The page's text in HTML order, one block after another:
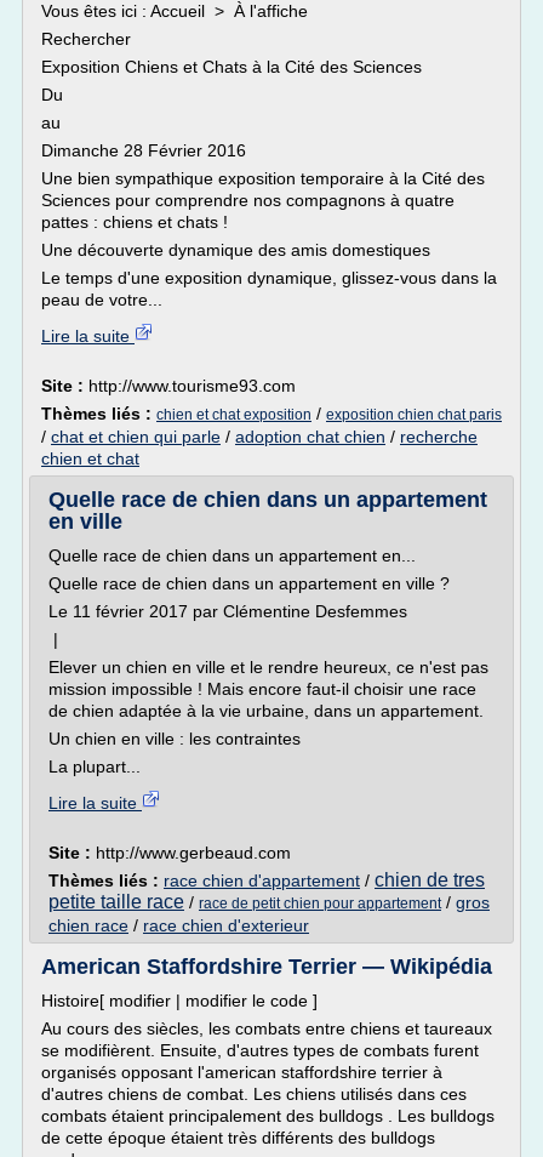
Vous êtes ici : Accueil > À l'affiche
Rechercher
Exposition Chiens et Chats à la Cité des Sciences
Du
au
Dimanche 28 Février 2016
Une bien sympathique exposition temporaire à la Cité des
Sciences pour comprendre nos compagnons à quatre
pattes : chiens et chats !
Une découverte dynamique des amis domestiques
Le temps d'une exposition dynamique, glissez-vous dans la
peau de votre...
Lire la suite
Site : http://www.tourisme93.com
Thèmes liés : chien et chat exposition / exposition chien chat paris
/ chat et chien qui parle / adoption chat chien / recherche
chien et chat
Quelle race de chien dans un appartement
en ville
Quelle race de chien dans un appartement en...
Quelle race de chien dans un appartement en ville ?
Le 11 février 2017 par Clémentine Desfemmes
|
Elever un chien en ville et le rendre heureux, ce n'est pas
mission impossible ! Mais encore faut-il choisir une race
de chien adaptée à la vie urbaine, dans un appartement.
Un chien en ville : les contraintes
La plupart...
Lire la suite
Site : http://www.gerbeaud.com
Thèmes liés : race chien d'appartement / chien de tres
petite taille race / race de petit chien pour appartement/ gros
chien race / race chien d'exterieur
American Staffordshire Terrier — Wikipédia
Histoire[ modifier | modifier le code ]
Au cours des siècles, les combats entre chiens et taureaux
se modifièrent. Ensuite, d'autres types de combats furent
organisés opposant l'american staffordshire terrier à
d'autres chiens de combat. Les chiens utilisés dans ces
combats étaient principalement des bulldogs . Les bulldogs
de cette époque étaient très différents des bulldogs